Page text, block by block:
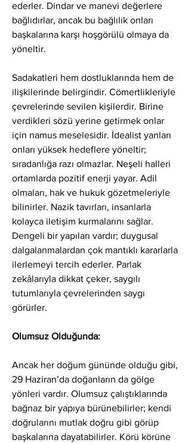
ederler. Dindar ve manevi değerlere
bağlıdırlar, ancak bu bağlılık onları
başkalarına karşı hoşgörülü olmaya da
yöneltir.
Sadakatleri hem dostluklarında hem de
ilişkilerinde belirgindir. Cömertlikleriyle
çevrelerinde sevilen kişilerdir. Birine
verdikleri sözü yerine getirmek onlar
için namus meselesidir. İdealist yanları
onları yüksek hedeflere yöneltir;
sıradanlığa razı olmazlar. Neşeli halleri
ortamlarda pozitif enerji yayar. Adil
olmaları, hak ve hukuk gözetmeleriyle
bilinirler. Nazik tavırları, insanlarla
kolayca iletişim kurmalarını sağlar.
Dengeli bir yapıları vardır; duygusal
dalgalanmalardan çok mantıklı kararlarla
ilerlemeyi tercih ederler. Parlak
zekâlarıyla dikkat çeker, saygılı
tutumlarıyla çevrelerinden saygı
görürler.
Olumsuz Olduğunda:
Ancak her doğum gününde olduğu gibi,
29 Haziran’da doğanların da gölge
yönleri vardır. Olumsuz çalıştıklarında
bağnaz bir yapıya bürünebilirler; kendi
doğrularını mutlak doğru gibi görüp
başkalarına dayatabilirler. Körü körüne